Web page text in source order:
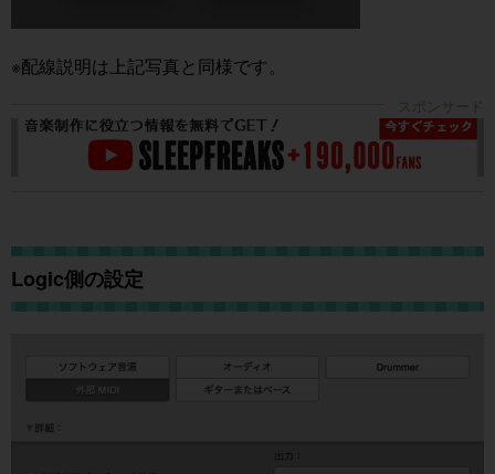
※配線説明は上記写真と同様です。
Logic側の設定